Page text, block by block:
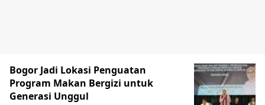
Bogor Jadi Lokasi Penguatan
Program Makan Bergizi untuk
Generasi Unggul